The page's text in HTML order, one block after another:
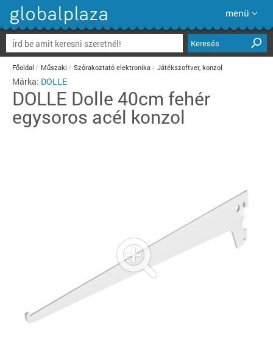
menü
Keresés
Főoldal Műszaki Szórakoztató elektronika Játékszoftver, konzol
Márka: DOLLE
DOLLE Dolle 40cm fehér
egysoros acél konzol